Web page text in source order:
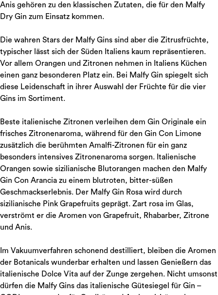
Anis gehören zu den klassischen Zutaten, die für den Malfy
Dry Gin zum Einsatz kommen.
Die wahren Stars der Malfy Gins sind aber die Zitrusfrüchte,
typischer lässt sich der Süden Italiens kaum repräsentieren.
Vor allem Orangen und Zitronen nehmen in Italiens Küchen
einen ganz besonderen Platz ein. Bei Malfy Gin spiegelt sich
diese Leidenschaft in ihrer Auswahl der Früchte für die vier
Gins im Sortiment.
Beste italienische Zitronen verleihen dem Gin Originale ein
frisches Zitronenaroma, während für den Gin Con Limone
zusätzlich die berühmten Amalfi-Zitronen für ein ganz
besonders intensives Zitronenaroma sorgen. Italienische
Orangen sowie sizilianische Blutorangen machen den Malfy
Gin Con Arancia zu einem blutroten, bitter-süßen
Geschmackserlebnis. Der Malfy Gin Rosa wird durch
sizilianische Pink Grapefruits geprägt. Zart rosa im Glas,
verströmt er die Aromen von Grapefruit, Rhabarber, Zitrone
und Anis.
Im Vakuumverfahren schonend destilliert, bleiben die Aromen
der Botanicals wunderbar erhalten und lassen Genießern das
italienische Dolce Vita auf der Zunge zergehen. Nicht umsonst
dürfen die Malfy Gins das italienische Gütesiegel für Gin –